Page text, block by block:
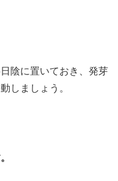
陰に置いておき、発芽
しましょう。